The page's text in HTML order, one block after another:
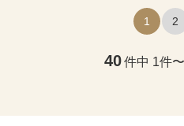
1 2
40件中 1件